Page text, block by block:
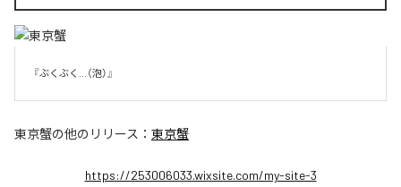
『ぶくぶく...（泡）』
東京蟹の他のリリース： 東京蟹
https://253006033.wixsite.com/my-site-3